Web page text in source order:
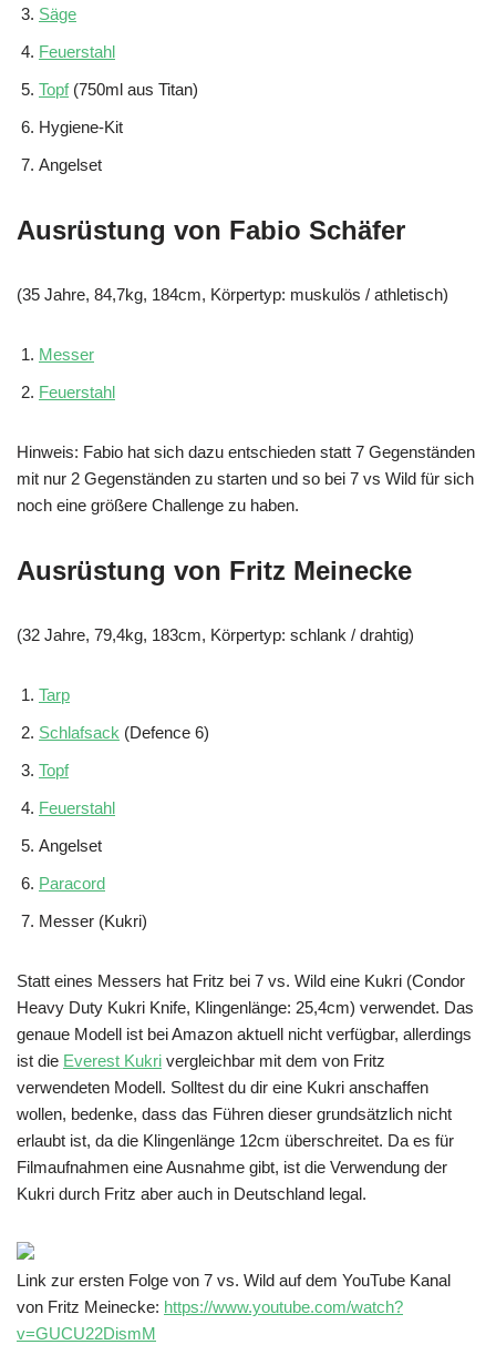
Säge
Feuerstahl
Topf(750ml aus Titan)
Hygiene-Kit
Angelset
Ausrüstung von Fabio Schäfer
(35 Jahre, 84,7kg, 184cm, Körpertyp: muskulös / athletisch)
Messer
Feuerstahl
Hinweis: Fabio hat sich dazu entschieden statt 7 Gegenständen
mit nur 2 Gegenständen zu starten und so bei 7 vs Wild für sich
noch eine größere Challenge zu haben.
Ausrüstung von Fritz Meinecke
(32 Jahre, 79,4kg, 183cm, Körpertyp: schlank / drahtig)
Tarp
Schlafsack (Defence 6)
Topf
Feuerstahl
Angelset
Paracord
Messer (Kukri)
Statt eines Messers hat Fritz bei 7 vs. Wild eine Kukri (Condor
Heavy Duty Kukri Knife, Klingenlänge: 25,4cm) verwendet. Das
genaue Modell ist bei Amazon aktuell nicht verfügbar, allerdings
ist die Everest Kukri vergleichbar mit dem von Fritz
verwendeten Modell. Solltest du dir eine Kukri anschaffen
wollen, bedenke, dass das Führen dieser grundsätzlich nicht
erlaubt ist, da die Klingenlänge 12cm überschreitet. Da es für
Filmaufnahmen eine Ausnahme gibt, ist die Verwendung der
Kukri durch Fritz aber auch in Deutschland legal.
Link zur ersten Folge von 7 vs. Wild auf dem YouTube Kanal
von Fritz Meinecke: https://www.youtube.com/watch?
v=GUCU22DismM